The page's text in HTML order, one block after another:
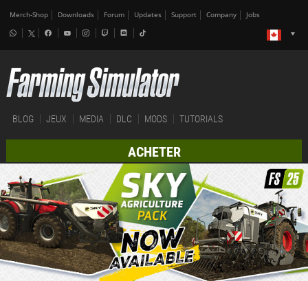
Merch-Shop Downloads Forum Updates Support Company Jobs
BLOG JEUX MEDIA DLC MODS TUTORIALS
ACHETER